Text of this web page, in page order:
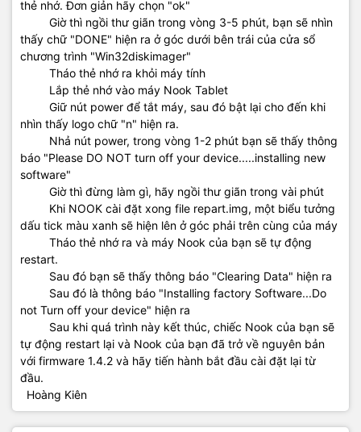
thẻ nhớ. Đơn giản hãy chọn "ok"
Giờ thì ngồi thư giãn trong vòng 3-5 phút, bạn sẽ nhìn
thấy chữ "DONE" hiện ra ở góc dưới bên trái của cửa sổ
chương trình "Win32diskimager"
Tháo thẻ nhớ ra khỏi máy tính
Lắp thẻ nhớ vào máy Nook Tablet
Giữ nút power để tắt máy, sau đó bật lại cho đến khi
nhìn thấy logo chữ "n" hiện ra.
Nhả nút power, trong vòng 1-2 phút bạn sẽ thấy thông
báo "Please DO NOT turn off your device.....installing new
software"
Giờ thì đừng làm gì, hãy ngồi thư giãn trong vài phút
Khi NOOK cài đặt xong file repart.img, một biểu tưởng
dấu tick màu xanh sẽ hiện lên ở góc phải trên cùng của máy
Tháo thẻ nhớ ra và máy Nook của bạn sẽ tự động
restart.
Sau đó bạn sẽ thấy thông báo "Clearing Data" hiện ra
Sau đó là thông báo "Installing factory Software...Do
not Turn off your device" hiện ra
Sau khi quá trình này kết thúc, chiếc Nook của bạn sẽ
tự động restart lại và Nook của bạn đã trở về nguyên bản
với firmware 1.4.2 và hãy tiến hành bắt đầu cài đặt lại từ
đầu.
Hoàng Kiên